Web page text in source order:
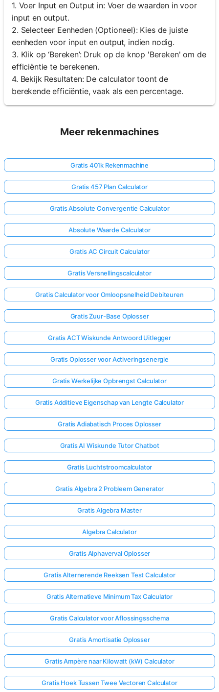
1. Voer Input en Output in: Voer de waarden in voor
input en output.
2. Selecteer Eenheden (Optioneel): Kies de juiste
eenheden voor input en output, indien nodig.
3. Klik op ‘Bereken’: Druk op de knop 'Bereken' om de
efficiëntie te berekenen.
4. Bekijk Resultaten: De calculator toont de
berekende efficiëntie, vaak als een percentage.
Meer rekenmachines
Gratis 401k Rekenmachine
Gratis 457 Plan Calculator
Gratis Absolute Convergentie Calculator
Absolute Waarde Calculator
Gratis AC Circuit Calculator
Gratis Versnellingscalculator
Gratis Calculator voor Omloopsnelheid Debiteuren
Gratis Zuur-Base Oplosser
Gratis ACT Wiskunde Antwoord Uitlegger
Gratis Oplosser voor Activeringsenergie
Gratis Werkelijke Opbrengst Calculator
Gratis Additieve Eigenschap van Lengte Calculator
Gratis Adiabatisch Proces Oplosser
Gratis AI Wiskunde Tutor Chatbot
Gratis Luchtstroomcalculator
Gratis Algebra 2 Probleem Generator
Gratis Algebra Master
Algebra Calculator
Gratis Alphaverval Oplosser
Gratis Alternerende Reeksen Test Calculator
Gratis Alternatieve Minimum Tax Calculator
Gratis Calculator voor Aflossingsschema
Gratis Amortisatie Oplosser
Gratis Ampère naar Kilowatt (kW) Calculator
Gratis Hoek Tussen Twee Vectoren Calculator